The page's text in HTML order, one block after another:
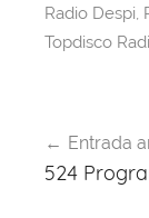
k
Radio Despi,
Topdisco
de
Entrada
524